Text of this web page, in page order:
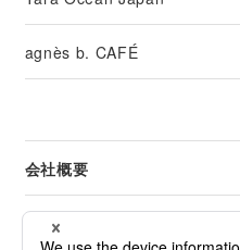
agnès b. CAFÉ
会社概要
リーガル